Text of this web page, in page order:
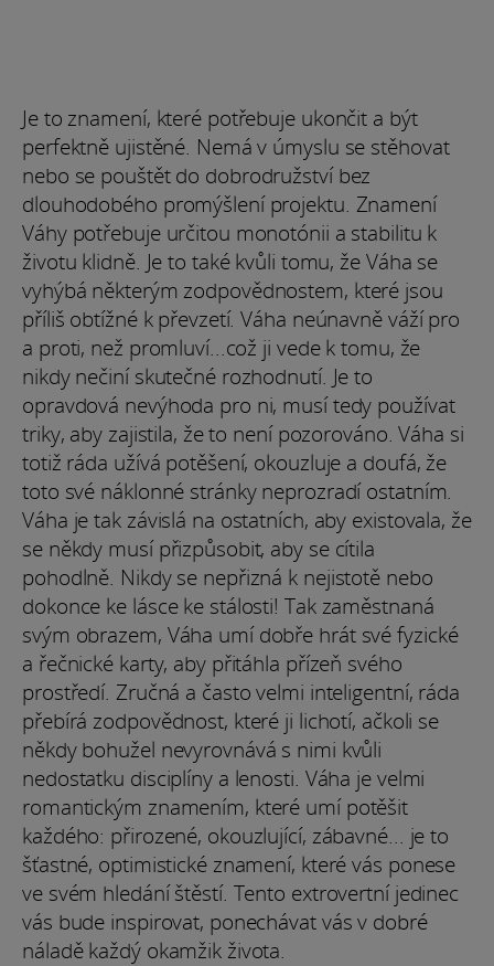
Je to znamení, které potřebuje ukončit a být
perfektně ujistěné. Nemá v úmyslu se stěhovat
nebo se pouštět do dobrodružství bez
dlouhodobého promýšlení projektu. Znamení
Váhy potřebuje určitou monotónii a stabilitu k
životu klidně. Je to také kvůli tomu, že Váha se
vyhýbá některým zodpovědnostem, které jsou
příliš obtížné k převzetí. Váha neúnavně váží pro
a proti, než promluví...což ji vede k tomu, že
nikdy nečiní skutečné rozhodnutí. Je to
opravdová nevýhoda pro ni, musí tedy používat
triky, aby zajistila, že to není pozorováno. Váha si
totiž ráda užívá potěšení, okouzluje a doufá, že
toto své náklonné stránky neprozradí ostatním.
Váha je tak závislá na ostatních, aby existovala, že
se někdy musí přizpůsobit, aby se cítila
pohodlně. Nikdy se nepřizná k nejistotě nebo
dokonce ke lásce ke stálosti! Tak zaměstnaná
svým obrazem, Váha umí dobře hrát své fyzické
a řečnické karty, aby přitáhla přízeň svého
prostředí. Zručná a často velmi inteligentní, ráda
přebírá zodpovědnost, které ji lichotí, ačkoli se
někdy bohužel nevyrovnává s nimi kvůli
nedostatku disciplíny a lenosti. Váha je velmi
romantickým znamením, které umí potěšit
každého: přirozené, okouzlující, zábavné... je to
šťastné, optimistické znamení, které vás ponese
ve svém hledání štěstí. Tento extrovertní jedinec
vás bude inspirovat, ponechávat vás v dobré
náladě každý okamžik života.